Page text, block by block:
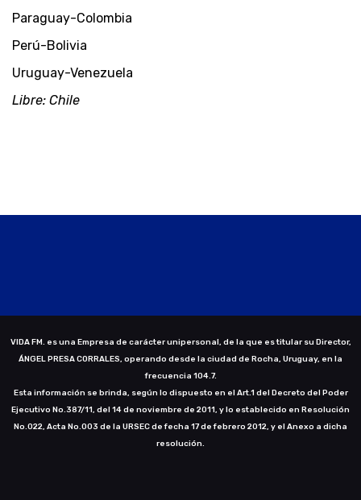
Paraguay-Colombia
Perú-Bolivia
Uruguay-Venezuela
Libre: Chile
VIDA FM. es una Empresa de carácter unipersonal, de la que es titular su Director,
ÁNGEL PRESA CORRALES, operando desde la ciudad de Rocha, Uruguay, en la
frecuencia 104.7.
Esta información se brinda, según lo dispuesto en el Art.1 del Decreto del Poder
Ejecutivo No.387/11, del 14 de noviembre de 2011, y lo establecido en Resolución
No.022, Acta No.003 de la URSEC de fecha 17 de febrero 2012, y el Anexo a dicha
resolución.